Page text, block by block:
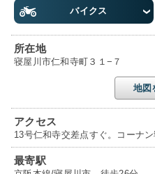
バイクス
所在地
寝屋川市仁和寺町３１−７
地図
アクセス
13号仁和寺交差点すぐ。コーナ
最寄駅